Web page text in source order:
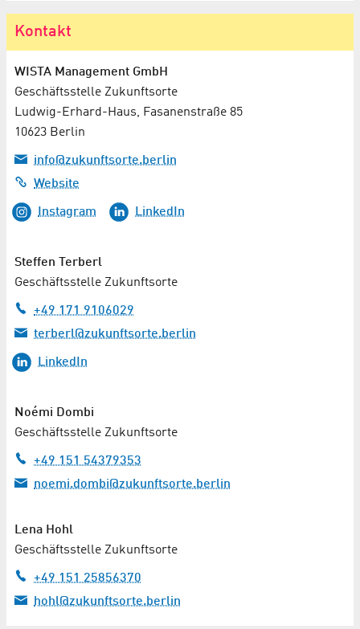
Kontakt
WISTA Management GmbH
Geschäftsstelle Zukunftsorte
Ludwig-Erhard-Haus, Fasanenstraße 85
10623 Berlin
info@zukunftsorte.berlin
Website
Instagram LinkedIn
Steffen Terberl
Geschäftsstelle Zukunftsorte
+49 171 9106029
terberl@zukunftsorte.berlin
LinkedIn
Noémi Dombi
Geschäftsstelle Zukunftsorte
+49 151 54379353
noemi.dombi@zukunftsorte.berlin
Lena Hohl
Geschäftsstelle Zukunftsorte
+49 151 25856370
hohl@zukunftsorte.berlin